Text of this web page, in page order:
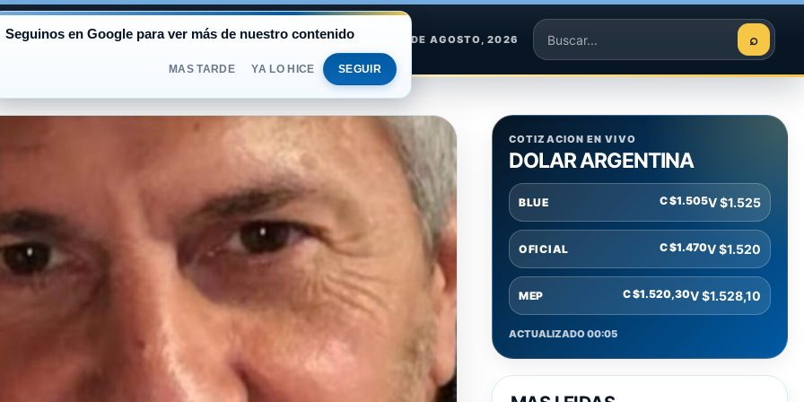
DOLAR BLUE$1.525OFICIAL$1.520 DOMINGO 9 DE AGOSTO, 2026
Buscar
⌕
COTIZACION EN VIVO
DOLAR ARGENTINA
BLUE C $1.505V $1.525
OFICIAL C $1.470V $1.520
MEP C $1.520,30V $1.528,10
ACTUALIZADO 00:05
Seguinos en Google para ver más de nuestro contenido
MAS TARDE YA LO HICE SEGUIR